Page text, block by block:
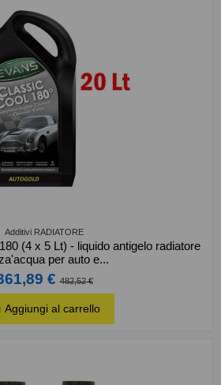
Additivi RADIATORE
(4 x 5 Lt) - liquido antigelo radiatore
per auto e...
€482,52 €
Aggiungi al carrello